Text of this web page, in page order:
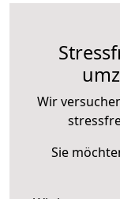
Wir
Sie